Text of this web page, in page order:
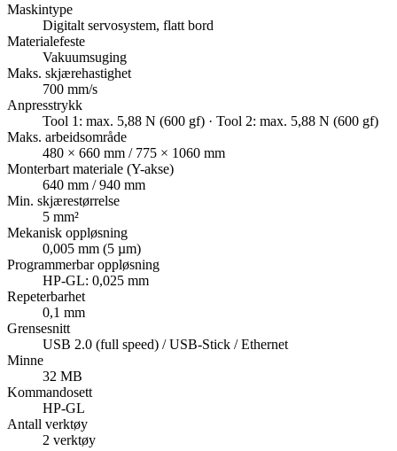
Maskintype
Digitalt servosystem, flatt bord
Materialefeste
Vakuumsuging
Maks. skjærehastighet
700 mm/s
Anpresstrykk
Tool 1: max. 5,88 N (600 gf) · Tool 2: max. 5,88 N (600 gf)
Maks. arbeidsområde
480 × 660 mm / 775 × 1060 mm
Monterbart materiale (Y-akse)
640 mm / 940 mm
Min. skjærestørrelse
5 mm²
Mekanisk oppløsning
0,005 mm (5 µm)
Programmerbar oppløsning
HP-GL: 0,025 mm
Repeterbarhet
0,1 mm
Grensesnitt
USB 2.0 (full speed) / USB-Stick / Ethernet
Minne
32 MB
Kommandosett
HP-GL
Antall verktøy
2 verktøy